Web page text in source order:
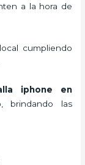
a la hora de
cumpliendo
iphone en
brindando las